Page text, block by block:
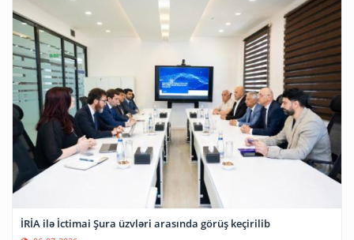
İRİA ilə İctimai Şura üzvləri arasında görüş keçirilib